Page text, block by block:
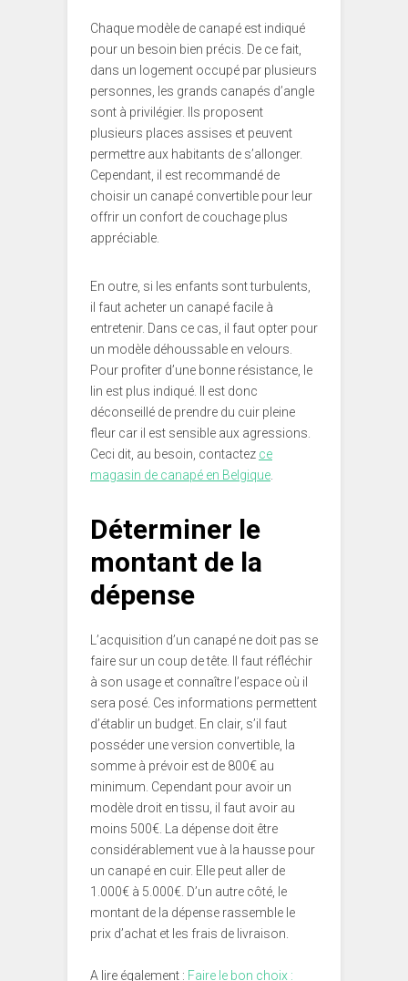
Chaque modèle de canapé est indiqué
pour un besoin bien précis. De ce fait,
dans un logement occupé par plusieurs
personnes, les grands canapés d’angle
sont à privilégier. Ils proposent
plusieurs places assises et peuvent
permettre aux habitants de s’allonger.
Cependant, il est recommandé de
choisir un canapé convertible pour leur
offrir un confort de couchage plus
appréciable.
En outre, si les enfants sont turbulents,
il faut acheter un canapé facile à
entretenir. Dans ce cas, il faut opter pour
un modèle déhoussable en velours.
Pour profiter d’une bonne résistance, le
lin est plus indiqué. Il est donc
déconseillé de prendre du cuir pleine
fleur car il est sensible aux agressions.
Ceci dit, au besoin, contactez ce
magasin de canapé en Belgique
Déterminer le
montant de la
dépense
L’acquisition d’un canapé ne doit pas se
faire sur un coup de tête. Il faut réfléchir
à son usage et connaître l’espace où il
sera posé. Ces informations permettent
d’établir un budget. En clair, s’il faut
posséder une version convertible, la
somme à prévoir est de 800€ au
minimum. Cependant pour avoir un
modèle droit en tissu, il faut avoir au
moins 500€. La dépense doit être
considérablement vue à la hausse pour
un canapé en cuir. Elle peut aller de
1.000€ à 5.000€. D’un autre côté, le
montant de la dépense rassemble le
prix d’achat et les frais de livraison.
A lire également : Faire le bon choix :